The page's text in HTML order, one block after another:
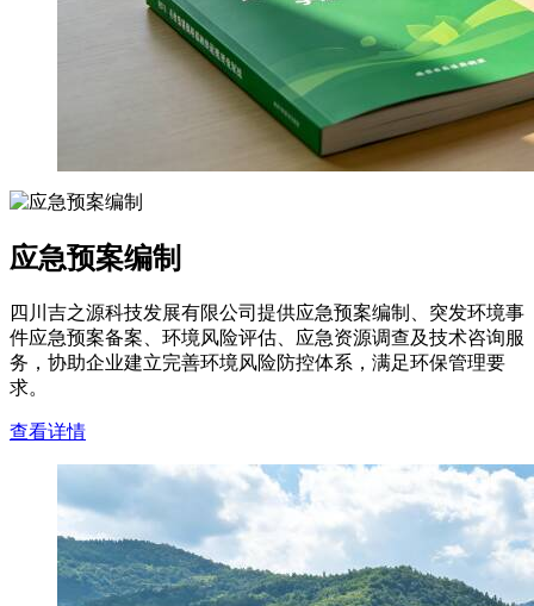
应急预案编制
四川吉之源科技发展有限公司提供应急预案编制、突发环境事
件应急预案备案、环境风险评估、应急资源调查及技术咨询服
务，协助企业建立完善环境风险防控体系，满足环保管理要
求。
查看详情